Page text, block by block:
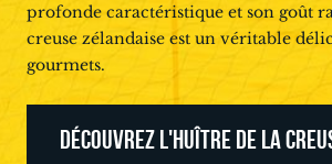
profonde caractéristique et son goût
creuse zélandaise est un véritable
gourmets.
DÉCOUVREZ L'HUÎTRE DE LA